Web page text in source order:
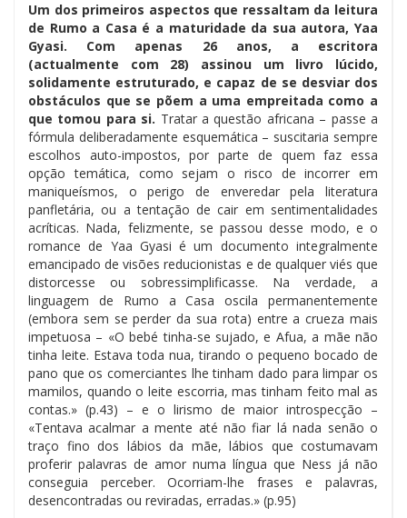
Um dos primeiros aspectos que ressaltam da leitura
de Rumo a Casa é a maturidade da sua autora, Yaa
Gyasi. Com apenas 26 anos, a escritora
(actualmente com 28) assinou um livro lúcido,
solidamente estruturado, e capaz de se desviar dos
obstáculos que se põem a uma empreitada como a
que tomou para si. Tratar a questão africana – passe a
fórmula deliberadamente esquemática – suscitaria sempre
escolhos auto-impostos, por parte de quem faz essa
opção temática, como sejam o risco de incorrer em
maniqueísmos, o perigo de enveredar pela literatura
panfletária, ou a tentação de cair em sentimentalidades
acríticas. Nada, felizmente, se passou desse modo, e o
romance de Yaa Gyasi é um documento integralmente
emancipado de visões reducionistas e de qualquer viés que
distorcesse ou sobressimplificasse. Na verdade, a
linguagem de Rumo a Casa oscila permanentemente
(embora sem se perder da sua rota) entre a crueza mais
impetuosa – «O bebé tinha-se sujado, e Afua, a mãe não
tinha leite. Estava toda nua, tirando o pequeno bocado de
pano que os comerciantes lhe tinham dado para limpar os
mamilos, quando o leite escorria, mas tinham feito mal as
contas.» (p.43) – e o lirismo de maior introspecção –
«Tentava acalmar a mente até não fiar lá nada senão o
traço fino dos lábios da mãe, lábios que costumavam
proferir palavras de amor numa língua que Ness já não
conseguia perceber. Ocorriam-lhe frases e palavras,
desencontradas ou reviradas, erradas.» (p.95)